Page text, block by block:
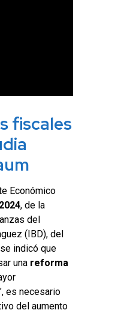
fiscales
Económico
, de la
del
(IBD), del
indicó que
una reforma
es necesario
del aumento